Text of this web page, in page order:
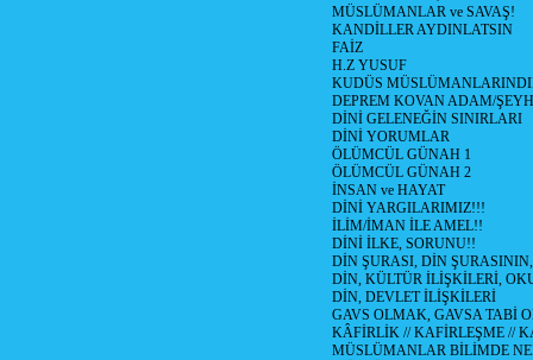
MÜSLÜMANLAR ve SAVAŞ!
KANDİLLER AYDINLATSIN
FAİZ
H.Z YUSUF
KUDÜS
DEPREM KOVAN ADAM/ŞEYH
DİNİ GELENEĞİN SINIRLARI
DİNİ YORUMLAR
ÖLÜMCÜL GÜNAH 1
ÖLÜMCÜL GÜNAH 2
İNSAN ve HAYAT
DİNİ YARGILARIMIZ!!!
İLİM/İMAN İLE AMEL!!
DİNİ İLKE, SORUNU!!
DİN ŞURASI, DİN
DİN, KÜLTÜR İLİŞKİLERİ,
DİN, DEVLET İLİŞKİLERİ
GAVS OLMAK, GAVSA TABİ
KÂFİRLİK // KAFİRLEŞME //
MÜSLÜMANLAR BİLİMDE